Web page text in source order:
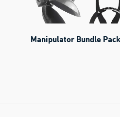
Manipulator Bundle